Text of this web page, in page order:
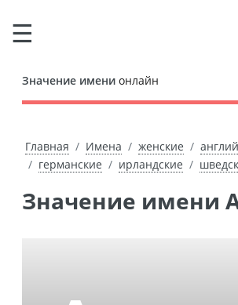
Значение имени онлайн
Главная Имена женские
германские
ирландские
Значение имени